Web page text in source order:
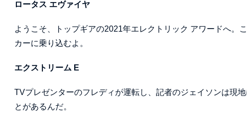
ロータス エヴァイヤ
ようこそ、トップギアの2021年エレクトリック アワードへ。
カーに乗り込むよ。
エクストリーム E
TVプレゼンターのフレディが運転し、記者のジェイソンは現
とがあるんだ。